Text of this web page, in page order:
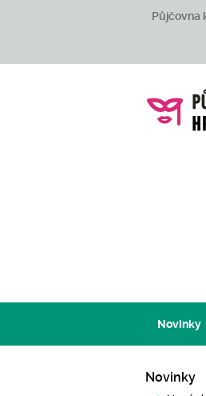
Půjčovna
Novinky
Novinky